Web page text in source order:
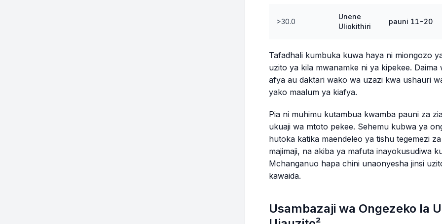
>30.0
Unene
Uliokithiri
pauni 11-20
Tafadhali kumbuka kuwa haya ni miongozo
uzito ya kila mwanamke ni ya kipekee.
afya au daktari wako wa uzazi kwa ushauri
yako maalum ya kiafya.
Pia ni muhimu kutambua kwamba pauni za
ukuaji wa mtoto pekee. Sehemu kubwa ya
hutoka katika maendeleo ya tishu tegemezi
majimaji, na akiba ya mafuta inayokusudiwa
Mchanganuo hapa chini unaonyesha jinsi
kawaida.
Usambazaji wa Ongezeko la